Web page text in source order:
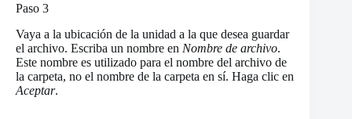
Paso 3
Vaya a la ubicación de la unidad a la que desea guardar
el archivo. Escriba un nombre en Nombre de archivo.
Este nombre es utilizado para el nombre del archivo de
la carpeta, no el nombre de la carpeta en sí. Haga clic en
Aceptar.